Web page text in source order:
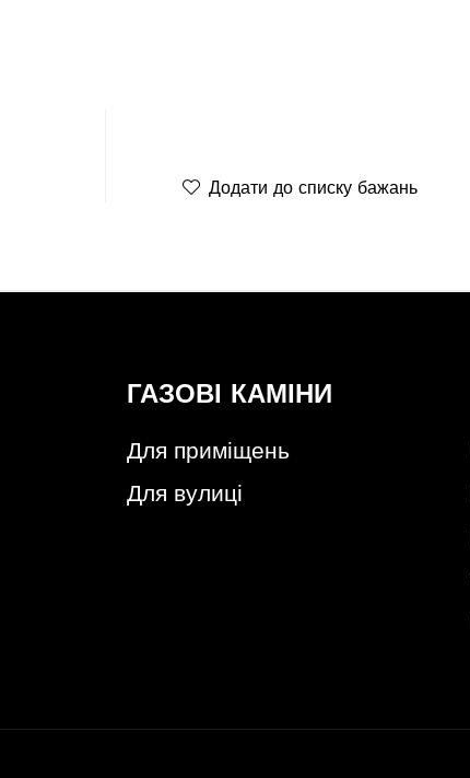
Додати до списку бажань
ГАЗОВІ КАМІНИ
Для приміщень
Для вулиці